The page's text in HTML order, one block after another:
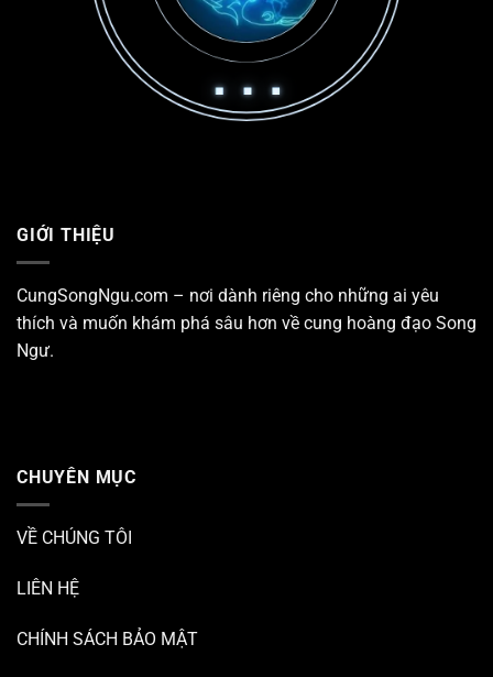
GIỚI THIỆU
CungSongNgu.com – nơi dành riêng cho những ai yêu
thích và muốn khám phá sâu hơn về cung hoàng đạo Song
Ngư.
CHUYÊN MỤC
VỀ CHÚNG TÔI
LIÊN HỆ
CHÍNH SÁCH BẢO MẬT